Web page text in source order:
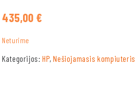
435,00€
Neturime
Kategorijos: HP,Nešiojamasis kompiuteris